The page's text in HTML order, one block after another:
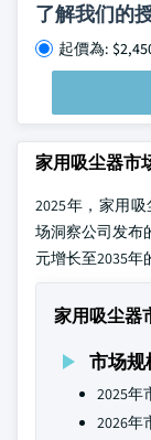
了解我们的
起價為:
家用吸尘器市
2025年，家用
场洞察公司发布
元增长至2035年
家用吸尘器
市场规
2025年
2026年